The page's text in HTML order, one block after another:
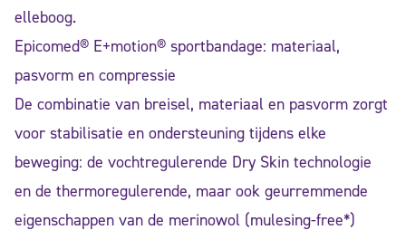
elleboog.
Epicomed® E+motion® sportbandage: materiaal,
pasvorm en compressie
De combinatie van breisel, materiaal en pasvorm zorgt
voor stabilisatie en ondersteuning tijdens elke
beweging: de vochtregulerende Dry Skin technologie
en de thermoregulerende, maar ook geurremmende
eigenschappen van de merinowol (mulesing-free*)